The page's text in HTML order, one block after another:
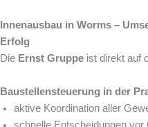
Innenausbau in Worms –
Erfolg
Die Ernst Gruppe ist direkt auf
Baustellensteuerung in der
aktive Koordination aller